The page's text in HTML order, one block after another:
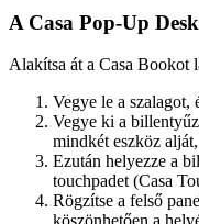
A Casa Pop-Up
Alakítsa át a Casa Bookot
Vegye le a szalagot,
Vegye ki a
mindkét eszköz
Ezután helyezze a
touchpadet (Casa
Rögzítse a felső